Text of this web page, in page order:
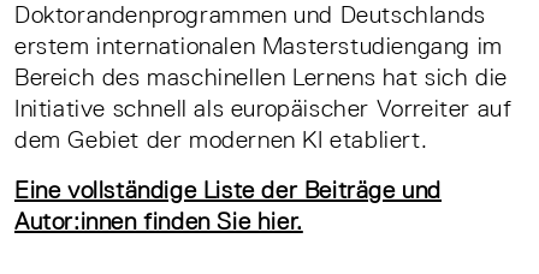
Doktorandenprogrammen und Deutschlands
erstem internationalen Masterstudiengang im
Bereich des maschinellen Lernens hat sich die
Initiative schnell als europäischer Vorreiter auf
dem Gebiet der modernen KI etabliert.
Eine vollständige Liste der Beiträge und
Autor:innen finden Sie hier.